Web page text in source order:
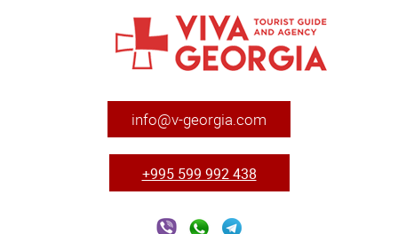
info@v-georgia.com
+995 599 992 438